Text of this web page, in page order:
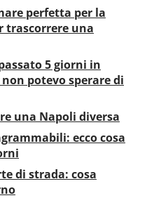
perfetta per la
trascorrere una
5 giorni in
potevo sperare di
una Napoli diversa
ecco cosa
di strada: cosa